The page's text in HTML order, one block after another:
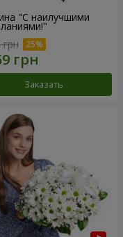
"С наилучшими
грн
Заказать